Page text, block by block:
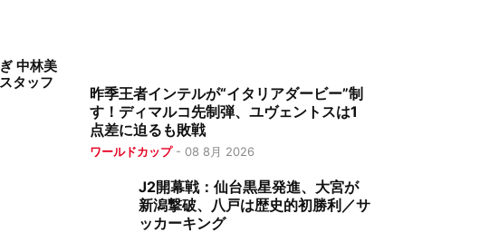
中林美
タッフ
昨季王者インテルが“イタリアダービー”制
す！ディマルコ先制弾、ユヴェントスは1
点差に迫るも敗戦
ワールドカップ- 08 8月 2026
J2開幕戦：仙台黒星発進、大宮が
新潟撃破、八戸は歴史的初勝利／サ
ッカーキング